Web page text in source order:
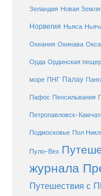
Зеландия Новая Земля
Норвегия Ньяса
Океания Окинава
Орда Ординская
море ПНГ Палау
Пафос Пенсильвания
Петропавловск-
Подмосковье Пол
Пуло-Вех
журнала
Путешествия с